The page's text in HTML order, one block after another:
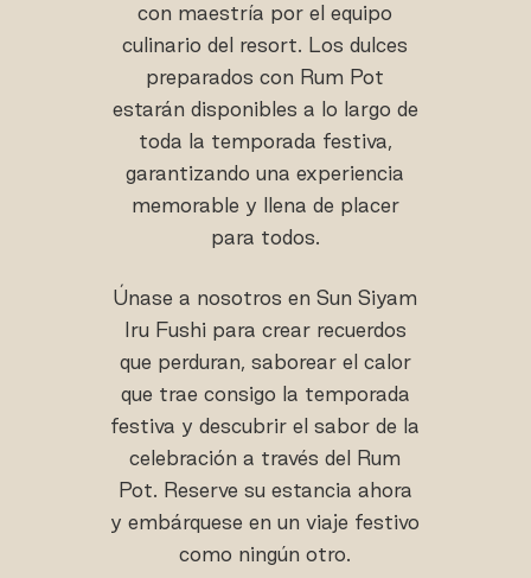
con maestría por el equipo
culinario del resort. Los dulces
preparados con Rum Pot
estarán disponibles a lo largo de
toda la temporada festiva,
garantizando una experiencia
memorable y llena de placer
para todos.
Únase a nosotros en Sun Siyam
Iru Fushi para crear recuerdos
que perduran, saborear el calor
que trae consigo la temporada
festiva y descubrir el sabor de la
celebración a través del Rum
Pot. Reserve su estancia ahora
y embárquese en un viaje festivo
como ningún otro.